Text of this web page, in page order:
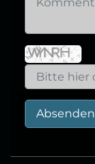
Absenden